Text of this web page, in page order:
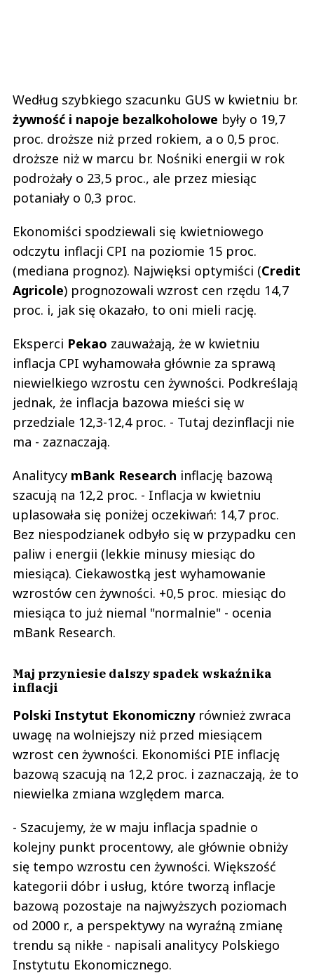
Według szybkiego szacunku GUS w kwietniu br.
żywność i napoje bezalkoholowe były o 19,7
proc. droższe niż przed rokiem, a o 0,5 proc.
droższe niż w marcu br. Nośniki energii w rok
podrożały o 23,5 proc., ale przez miesiąc
potaniały o 0,3 proc.
Ekonomiści spodziewali się kwietniowego
odczytu inflacji CPI na poziomie 15 proc.
(mediana prognoz). Najwięksi optymiści (Credit
Agricole) prognozowali wzrost cen rzędu 14,7
proc. i, jak się okazało, to oni mieli rację.
Eksperci Pekao zauważają, że w kwietniu
inflacja CPI wyhamowała głównie za sprawą
niewielkiego wzrostu cen żywności. Podkreślają
jednak, że inflacja bazowa mieści się w
przedziale 12,3-12,4 proc. - Tutaj dezinflacji nie
ma - zaznaczają.
Analitycy mBank Research inflację bazową
szacują na 12,2 proc. - Inflacja w kwietniu
uplasowała się poniżej oczekiwań: 14,7 proc.
Bez niespodzianek odbyło się w przypadku cen
paliw i energii (lekkie minusy miesiąc do
miesiąca). Ciekawostką jest wyhamowanie
wzrostów cen żywności. +0,5 proc. miesiąc do
miesiąca to już niemal "normalnie" - ocenia
mBank Research.
Maj przyniesie dalszy spadek wskaźnika
inflacji
Polski Instytut Ekonomicznyrównież zwraca
uwagę na wolniejszy niż przed miesiącem
wzrost cen żywności. Ekonomiści PIE inflację
bazową szacują na 12,2 proc. i zaznaczają, że to
niewielka zmiana względem marca.
- Szacujemy, że w maju inflacja spadnie o
kolejny punkt procentowy, ale głównie obniży
się tempo wzrostu cen żywności. Większość
kategorii dóbr i usług, które tworzą inflacje
bazową pozostaje na najwyższych poziomach
od 2000 r., a perspektywy na wyraźną zmianę
trendu są nikłe - napisali analitycy Polskiego
Instytutu Ekonomicznego.